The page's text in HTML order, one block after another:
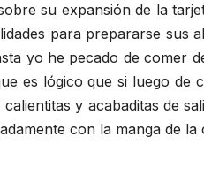
su expansión de la
para prepararse
yo he pecado de comer
es lógico que si luego
y acabaditas de
con la manga de la